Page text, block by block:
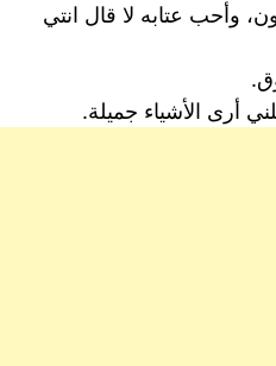
وأحب عتابه لا قال انتي
أرى الأشياء جميلة.